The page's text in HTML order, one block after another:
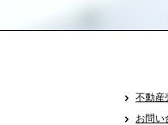
不動産
お問い